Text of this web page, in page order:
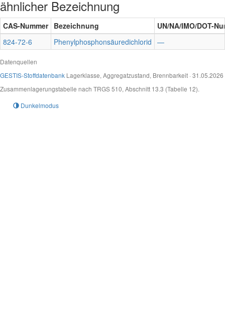
ähnlicher Bezeichnung
CAS-Nummer Bezeichnung
UN/NA/IMO/DOT-
824-72-6
Phenylphosphonsäuredichlorid —
Datenquellen
GESTIS-Stoffdatenbank Lagerklasse, Aggregatzustand, Brennbarkeit · 31.05.2026
Zusammenlagerungstabelle nach TRGS 510, Abschnitt 13.3 (Tabelle 12).
Dunkelmodus